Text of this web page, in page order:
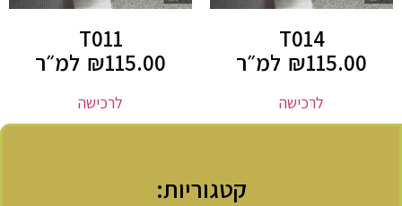
T014
₪115.00 למ״ר
לרכישה
T011
₪115.00 למ״ר
לרכישה
קטגוריות: